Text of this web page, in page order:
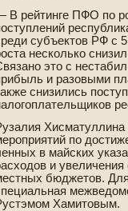
В рейтинге ПФО по
субъектов РФ с
несколько
это с
и разовыми
снизились
Хисматуллина
по
в майских
и
бюджетов.
Хамитовым.